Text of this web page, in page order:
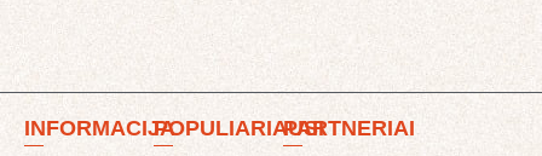
INFORMACIJAPOPULIARIAUSIPARTNERIAI